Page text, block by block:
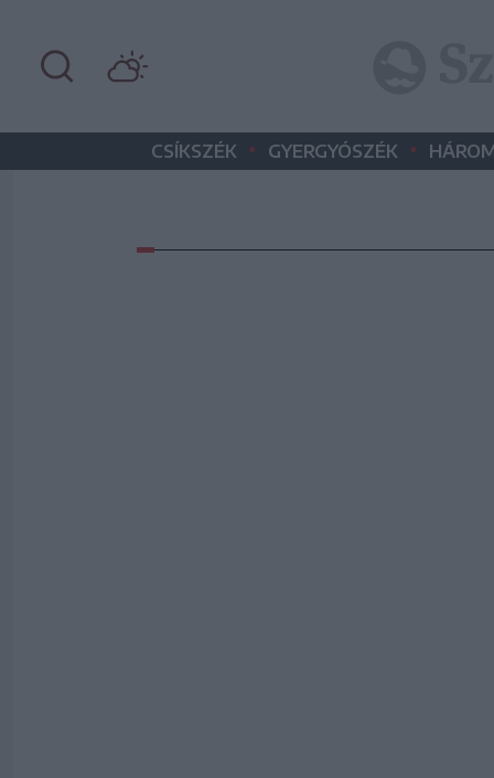
CSÍKSZÉK • GYERGYÓSZÉK •